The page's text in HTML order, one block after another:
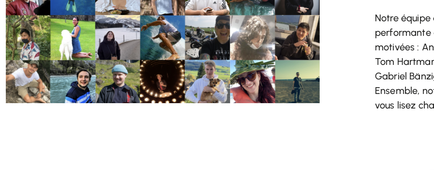
Notre équipe
performante
motivées :
Tom
Gabriel
Ensemble,
vous lisez